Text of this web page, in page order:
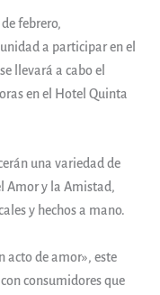
febrero,
a participar en el
llevará a cabo el
en el Hotel Quinta
una variedad de
Amor y la Amistad,
y hechos a mano.
acto de amor», este
consumidores que